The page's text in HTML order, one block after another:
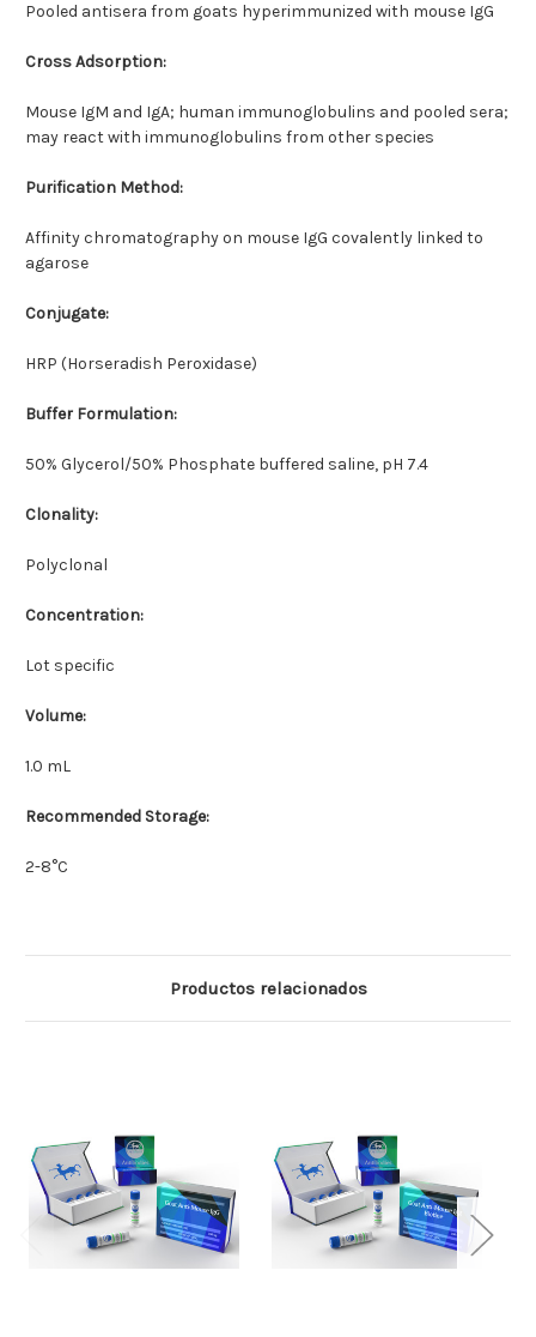
Pooled antisera from goats hyperimmunized with mouse IgG
Cross Adsorption:
Mouse IgM and IgA; human immunoglobulins and pooled sera;
may react with immunoglobulins from other species
Purification Method:
Affinity chromatography on mouse IgG covalently linked to
agarose
Conjugate:
HRP (Horseradish Peroxidase)
Buffer Formulation:
50% Glycerol/50% Phosphate buffered saline, pH 7.4
Clonality:
Polyclonal
Concentration:
Lot specific
Volume:
1.0 mL
Recommended Storage:
2-8°C
Productos relacionados